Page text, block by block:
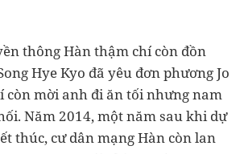
thông Hàn thậm chí còn đồn
Hye Kyo đã yêu đơn phương Jo
còn mời anh đi ăn tối nhưng nam
Năm 2014, một năm sau khi dự
thúc, cư dân mạng Hàn còn lan